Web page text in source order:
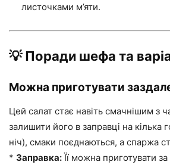
листочками м’яти.
💡 Поради шефа та
Можна приготувати
Цей салат стає навіть смачнішим з
залишити його в заправці на кілька
ніч), смаки поєднаються, а спаржа
* Заправка:Її можна приготувати